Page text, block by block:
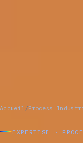
Accueil /Process
EXPERTISE ·